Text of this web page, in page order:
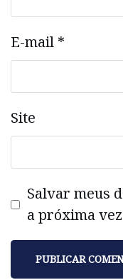
E-mail *
Site
Salvar meus
a próxima